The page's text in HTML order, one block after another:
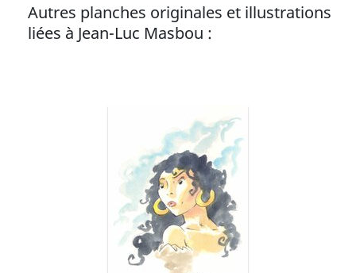
Autres planches originales et illustrations
liées à Jean-Luc Masbou :